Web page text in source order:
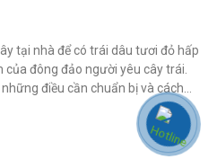
tại nhà để có trái dâu tươi đỏ hấp
đông đảo người yêu cây trái.
điều cần chuẩn bị và cách
để thu được những quả